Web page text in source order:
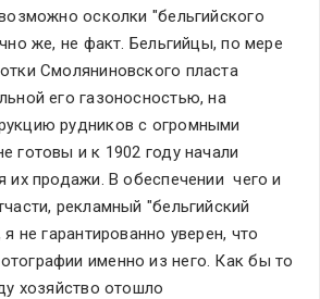
осколки "бельгийского
же, не факт. Бельгийцы, по мере
Смоляниновского пласта
его газоносностью, на
рудников с огромными
готовы и к 1902 году начали
их продажи. В обеспечении  чего и
рекламный "бельгийский
не гарантированно уверен, что
именно из него. Как бы то
хозяйство отошло